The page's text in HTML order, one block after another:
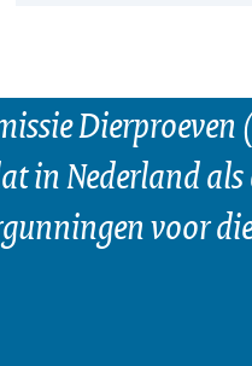
Dierproeven
in Nederland als
voor